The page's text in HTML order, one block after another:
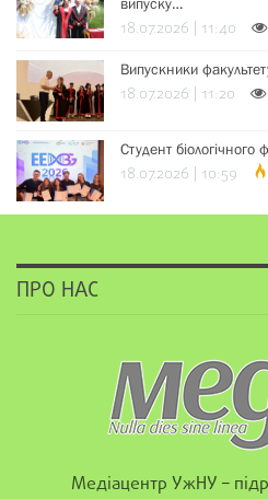
18.07.2026 | 11:40
Випускники
18.07.2026 | 11:20
Студент
18.07.2026 | 10:59
ПРО НАС
Медіацентр УжНУ –